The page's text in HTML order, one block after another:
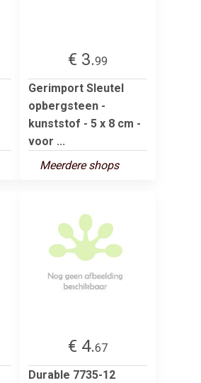
€ 3.99
Gerimport Sleutel
opbergsteen -
kunststof - 5 x 8 cm -
voor ...
Meerdere shops
€ 4.67
Durable 7735-12